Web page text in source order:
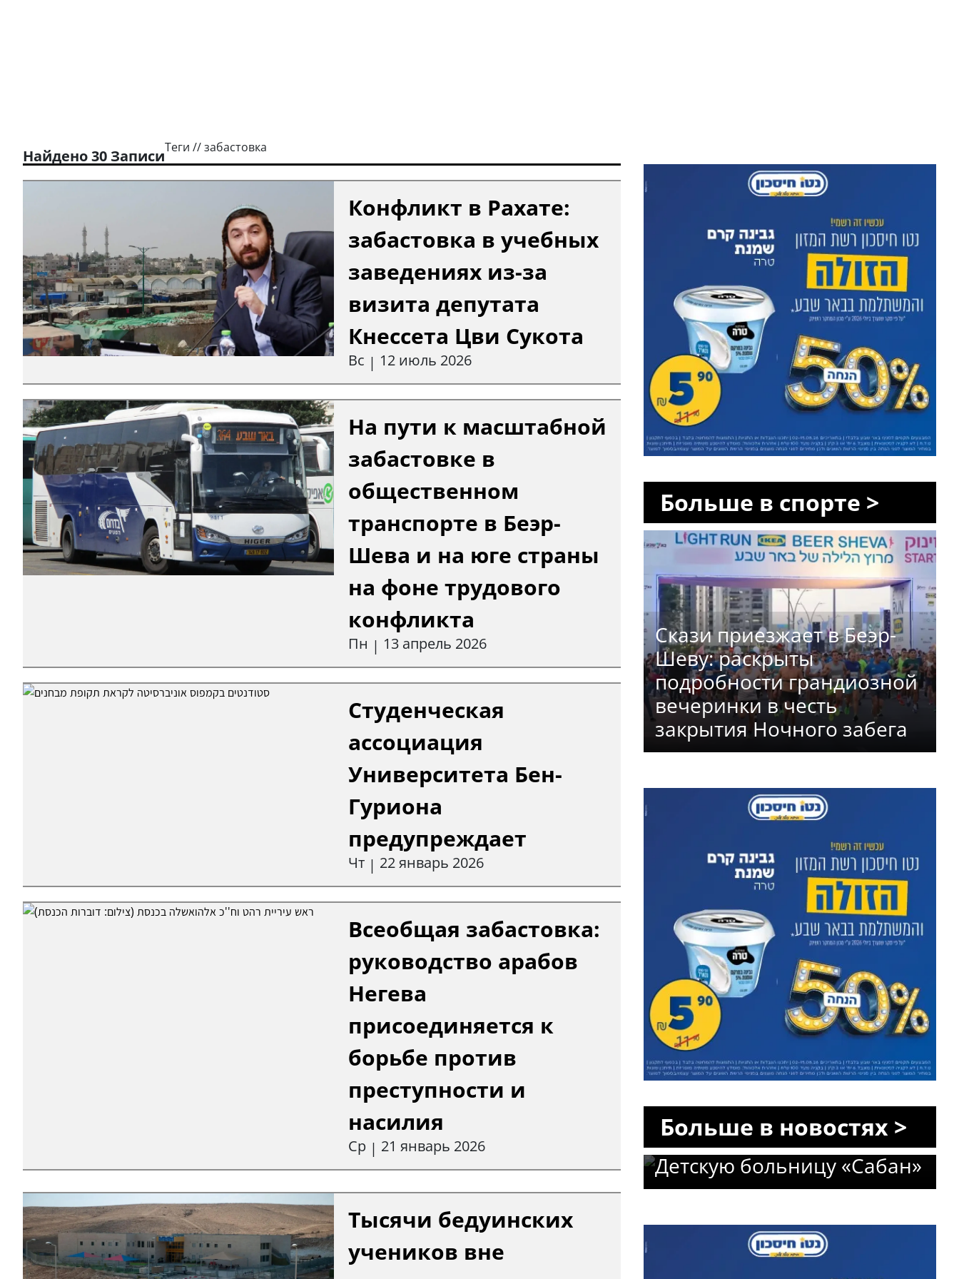
Теги // забастовка
Найдено 30 Записи
Конфликт в Рахате:
забастовка в учебных
заведениях из-за
визита депутата
Кнессета Цви Сукота
Вс | 12 июль 2026
На пути к масштабной
забастовке в
общественном
транспорте в Беэр-
Шева и на юге страны
на фоне трудового
конфликта
Пн | 13 апрель 2026
Студенческая
ассоциация
Университета Бен-
Гуриона
предупреждает
Чт| 22 январь 2026
Всеобщая забастовка:
руководство арабов
Негева
присоединяется к
борьбе против
преступности и
насилия
Ср | 21 январь 2026
Тысячи бедуинских
учеников вне
Больше в спорте >
Скази приезжает в Беэр-
Шеву: раскрыты
подробности грандиозной
вечеринки в честь
закрытия Ночного забега
Больше в новостях >
«Сороке»: профессор Авив
Гольдбарт возглавит
Детскую больницу «Сабан»